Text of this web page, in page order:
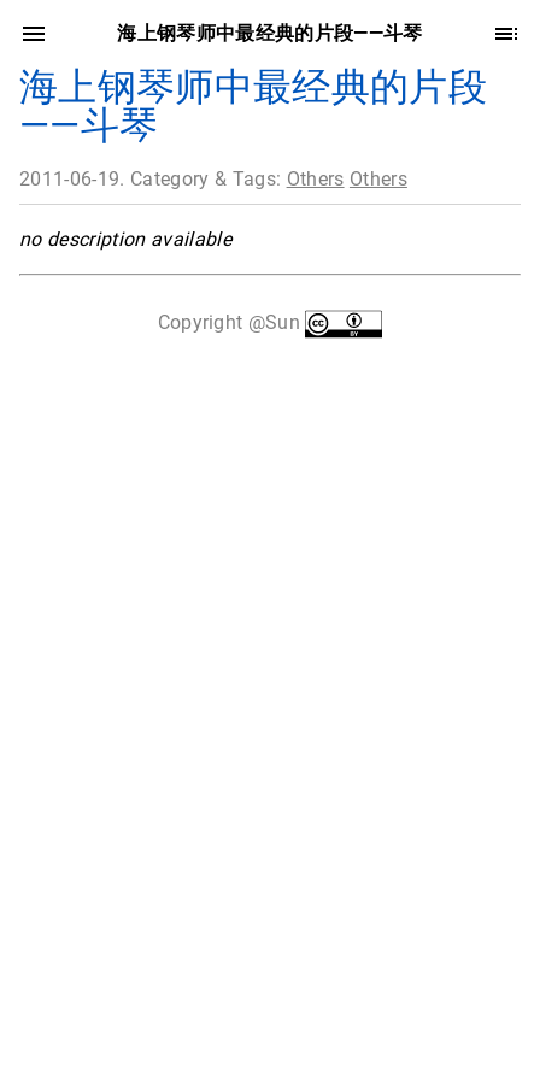
海上钢琴师中最经典的片段——斗琴
海上钢琴师中最经典的片段
——斗琴
2011-06-19. Category & Tags: Others Others
no description available
Copyright @Sun